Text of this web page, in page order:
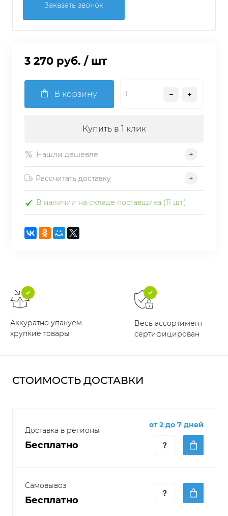
Заказать звонок
3 270 руб. / шт
В корзину
Купить в 1 клик
Нашли дешевле
Рассчитать доставку
В наличии на складе поставщика (11 шт.)
Аккуратно упакуем
хрупкие товары
Весь ассортимент
сертифицирован
СТОИМОСТЬ ДОСТАВКИ
Доставка в регионы
Бесплатно
от 2 до 7 дней
Самовывоз
Бесплатно